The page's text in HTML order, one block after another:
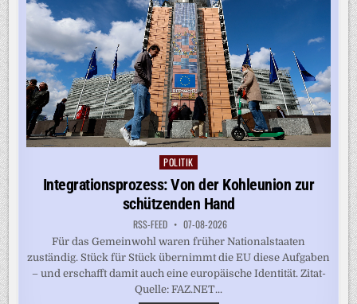
Posted
POLITIK
Integrationsprozess: Von der Kohleunion zur
schützenden Hand
RSS-FEED 07-08-2026
Für das Gemeinwohl waren früher Nationalstaaten
zuständig. Stück für Stück übernimmt die EU diese Aufgaben
– und erschafft damit auch eine europäische Identität. Zitat-
Quelle: FAZ.NET...